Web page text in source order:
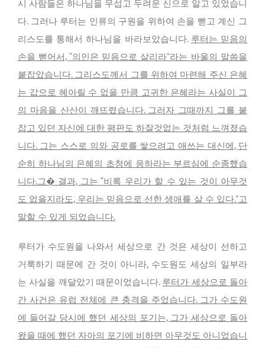
시 사람들은 하나님을 무섭고 두려운 신으로 알고 있었습니
다. 그러나 루터는 인류의 구원을 위하여 손을 뻗고 계신 그
리스도를 통해서 하나님을 바라보았습니다. 루터는 믿음의
손을 뻗어서, “의인은 믿음으로 살리라”라는 바울의 말씀을
붙잡았습니다. 그리스도께서 그를 위하여 마련해 주신 은혜
는 값으로 헤아릴 수 없을 만큼 고귀한 은혜라는 사실이 그
의 마음을 산산이 깨뜨렸습니다. 그러자 그때까지 그를 붙
잡고 있던 자신에 대한 평판도 하잘것없는 것처럼 느껴졌습
니다. 그는 스스로 의와 공로를 쌓으려고 애쓰는 대신에, 단
순히 하나님의 은혜의 초청에 응하라는 부르심에 순종했습
니다.그� 결과, 그는 “비록 우리가 할 수 있는 것이 아무것
도 없을지라도, 우리는 믿음으로 선한 생애를 살 수 있다.”고
말할 수 있게 되었습니다.
루터가 수도원을 나와서 세상으로 간 것은 세상이 선하고
거룩하기 때문에 간 것이 아니라, 수도원도 세상의 일부라
는 사실을 깨달았기 때문이었습니다. 루터가 세상으로 돌아
간 사건은 유럽 전체에 큰 충격을 주었습니다. 그가 수도원
에 들어갈 당시에 했던 세상의 포기는, 그가 세상으로 돌아
왔을 때에 했던 자아의 포기에 비하면 아무것도 아니었습니